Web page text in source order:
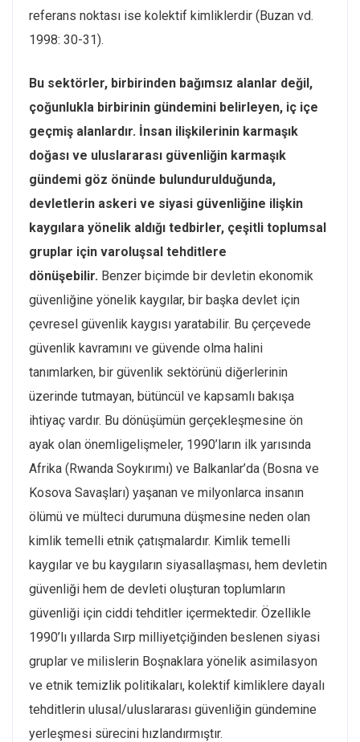
referans noktası ise kolektif kimliklerdir (Buzan vd.
1998: 30-31).
Bu sektörler, birbirinden bağımsız alanlar değil,
çoğunlukla birbirinin gündemini belirleyen, iç içe
geçmiş alanlardır. İnsan ilişkilerinin karmaşık
doğası ve uluslararası güvenliğin karmaşık
gündemi göz önünde bulundurulduğunda,
devletlerin askeri ve siyasi güvenliğine ilişkin
kaygılara yönelik aldığı tedbirler, çeşitli toplumsal
gruplar için varoluşsal tehditlere
dönüşebilir. Benzer biçimde bir devletin ekonomik
güvenliğine yönelik kaygılar, bir başka devlet için
çevresel güvenlik kaygısı yaratabilir. Bu çerçevede
güvenlik kavramını ve güvende olma halini
tanımlarken, bir güvenlik sektörünü diğerlerinin
üzerinde tutmayan, bütüncül ve kapsamlı bakışa
ihtiyaç vardır. Bu dönüşümün gerçekleşmesine ön
ayak olan önemligelişmeler, 1990’ların ilk yarısında
Afrika (Rwanda Soykırımı) ve Balkanlar’da (Bosna ve
Kosova Savaşları) yaşanan ve milyonlarca insanın
ölümü ve mülteci durumuna düşmesine neden olan
kimlik temelli etnik çatışmalardır. Kimlik temelli
kaygılar ve bu kaygıların siyasallaşması, hem devletin
güvenliği hem de devleti oluşturan toplumların
güvenliği için ciddi tehditler içermektedir. Özellikle
1990’lı yıllarda Sırp milliyetçiğinden beslenen siyasi
gruplar ve milislerin Boşnaklara yönelik asimilasyon
ve etnik temizlik politikaları, kolektif kimliklere dayalı
tehditlerin ulusal/uluslararası güvenliğin gündemine
yerleşmesi sürecini hızlandırmıştır.